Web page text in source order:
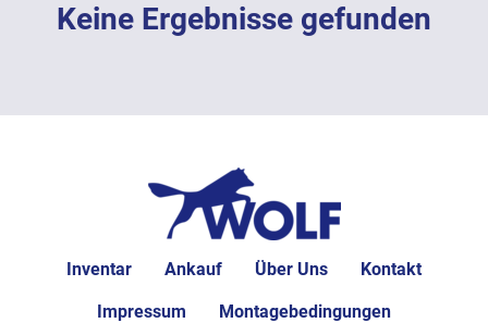
JahrKeine Ergebnisse gefunden
Inventar Ankauf Über Uns Kontakt
Impressum Montagebedingungen